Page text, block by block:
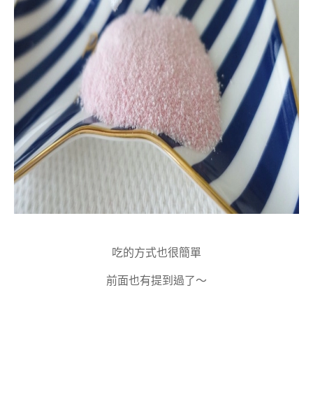
吃的方式也很簡單
前面也有提到過了～